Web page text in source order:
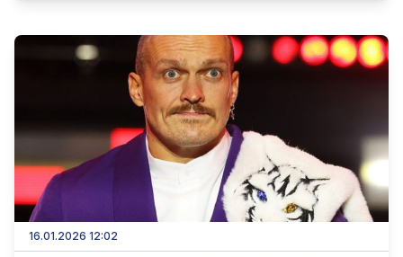
16.01.2026 12:02